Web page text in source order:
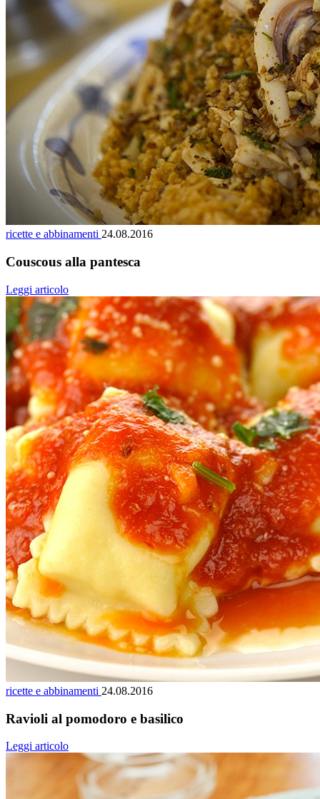
ricette e abbinamenti 24.08.2016
Couscous alla pantesca
Leggi articolo
ricette e abbinamenti 24.08.2016
Ravioli al pomodoro e basilico
Leggi articolo